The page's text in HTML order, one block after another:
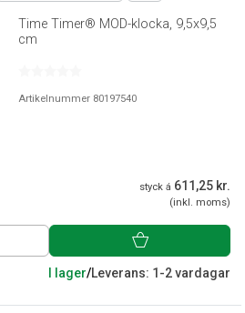
Time Timer® MOD-klocka, 9,5x9,5
cm
Artikelnummer 80197540
styck á 611,25 kr.
(inkl. moms)
I lager/Leverans: 1-2 vardagar